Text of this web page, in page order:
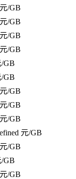
/GB
/GB
/GB
/GB
/GB
/GB
/GB
/GB
/GB
元/GB
/GB
/GB
/GB